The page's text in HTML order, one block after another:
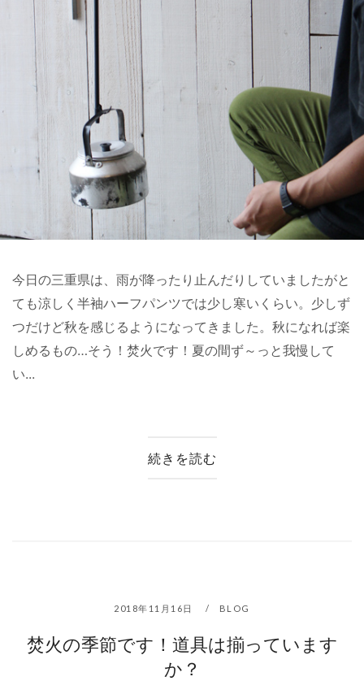
今日の三重県は、雨が降ったり止んだりしていましたがと
ても涼しく半袖ハーフパンツでは少し寒いくらい。少しず
つだけど秋を感じるようになってきました。秋になれば楽
しめるもの…そう！焚火です！夏の間ず～っと我慢して
い...
続きを読む
2018年11月16日 BLOG
焚火の季節です！道具は揃っています
か？